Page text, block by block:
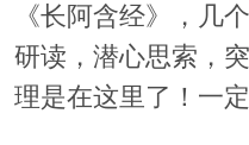
《长阿含经》，几
研读，潜心思索，
理是在这里了！一